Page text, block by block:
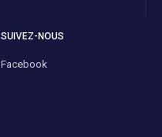
SUIVEZ-NOUS
Facebook